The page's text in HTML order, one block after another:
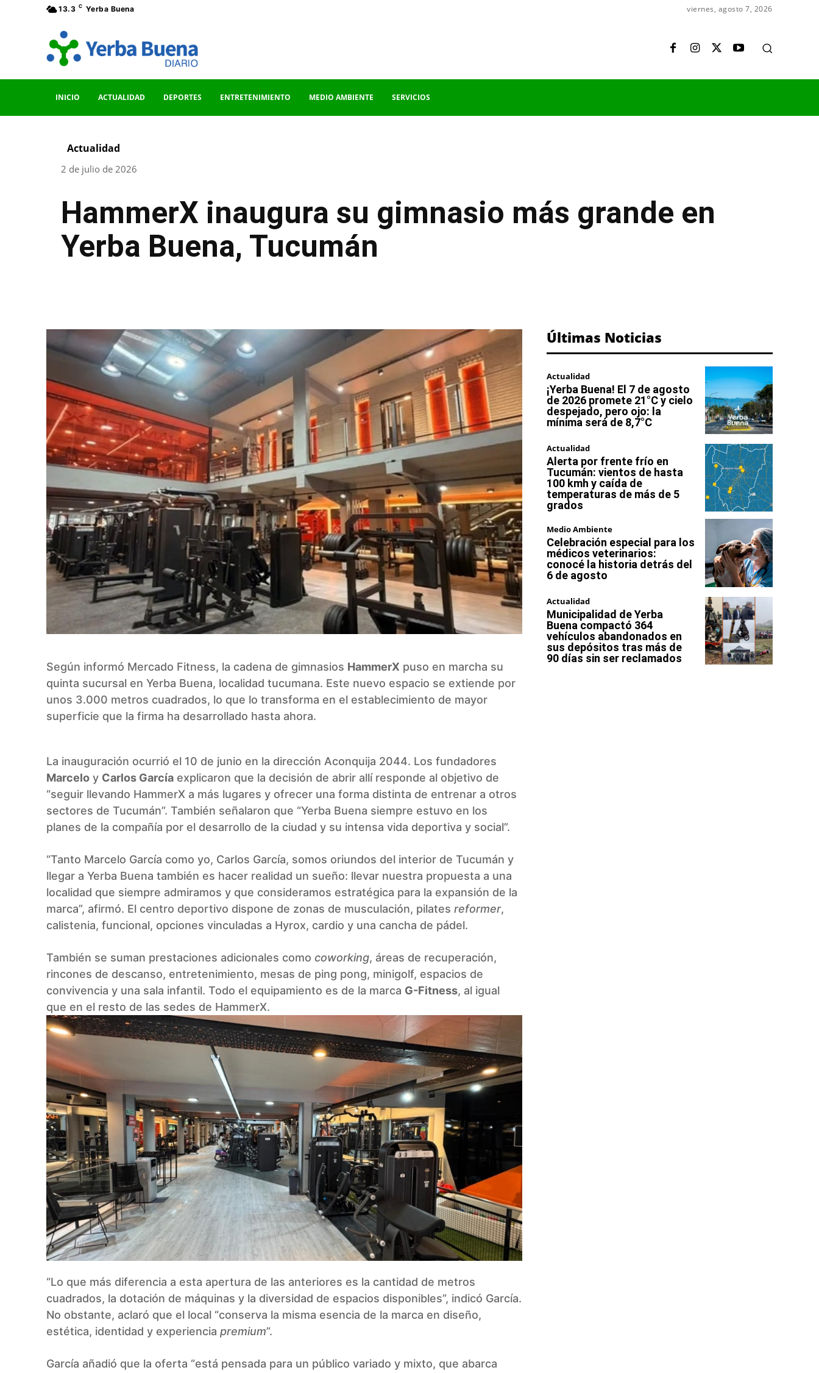
13.3 C Yerba Buena viernes, agosto 7, 2026
INICIO ACTUALIDAD DEPORTES ENTRETENIMIENTO MEDIO AMBIENTE SERVICIOS
Actualidad
2 de julio de 2026
HammerX inaugura su gimnasio más grande en
Yerba Buena, Tucumán
Según informó Mercado Fitness, la cadena de gimnasios HammerX puso en marcha su
quinta sucursal en Yerba Buena, localidad tucumana. Este nuevo espacio se extiende por
unos 3.000 metros cuadrados, lo que lo transforma en el establecimiento de mayor
superficie que la firma ha desarrollado hasta ahora.
La inauguración ocurrió el 10 de junio en la dirección Aconquija 2044. Los fundadores
Marcelo y Carlos García explicaron que la decisión de abrir allí responde al objetivo de
“seguir llevando HammerX a más lugares y ofrecer una forma distinta de entrenar a otros
sectores de Tucumán”. También señalaron que “Yerba Buena siempre estuvo en los
planes de la compañía por el desarrollo de la ciudad y su intensa vida deportiva y social”.
“Tanto Marcelo García como yo, Carlos García, somos oriundos del interior de Tucumán y
llegar a Yerba Buena también es hacer realidad un sueño: llevar nuestra propuesta a una
localidad que siempre admiramos y que consideramos estratégica para la expansión de la
marca”, afirmó. El centro deportivo dispone de zonas de musculación, pilates reformer,
calistenia, funcional, opciones vinculadas a Hyrox, cardio y una cancha de pádel.
También se suman prestaciones adicionales como coworking, áreas de recuperación,
rincones de descanso, entretenimiento, mesas de ping pong, minigolf, espacios de
convivencia y una sala infantil. Todo el equipamiento es de la marca G-Fitness, al igual
que en el resto de las sedes de HammerX.
“Lo que más diferencia a esta apertura de las anteriores es la cantidad de metros
cuadrados, la dotación de máquinas y la diversidad de espacios disponibles”, indicó García.
No obstante, aclaró que el local “conserva la misma esencia de la marca en diseño,
estética, identidad y experiencia premium”.
García añadió que la oferta “está pensada para un público variado y mixto, que abarca
Últimas Noticias
Actualidad
¡Yerba Buena! El 7 de agosto
de 2026 promete 21°C y cielo
despejado, pero ojo: la
mínima será de 8,7°C
Actualidad
Alerta por frente frío en
Tucumán: vientos de hasta
100 kmh y caída de
temperaturas de más de 5
grados
Medio Ambiente
Celebración especial para los
médicos veterinarios:
conocé la historia detrás del
6 de agosto
Actualidad
Municipalidad de Yerba
Buena compactó 364
vehículos abandonados en
sus depósitos tras más de
90 días sin ser reclamados